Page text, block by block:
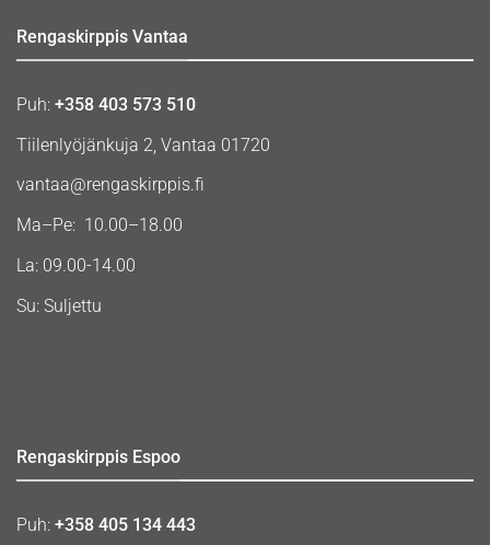
Rengaskirppis Vantaa
Puh: +358 403 573 510
Tiilenlyöjänkuja 2, Vantaa 01720
vantaa@rengaskirppis.fi
Ma–Pe: 10.00–18.00
La: 09.00-14.00
Su: Suljettu
Rengaskirppis Espoo
Puh: +358 405 134 443